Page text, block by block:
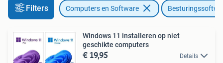
Filters Computers en Software
Windows 11 installeren op niet
geschikte computers
€ 19,95 Details